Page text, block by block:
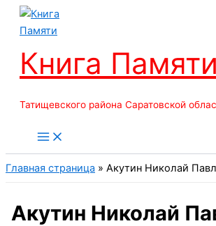
Перейти
Книга Памяти
Татищевского района Саратовской
Главная страница » Акутин Николай
Акутин Николай